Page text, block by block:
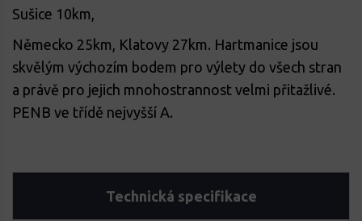
Sušice 10km,
Německo 25km, Klatovy 27km. Hartmanice jsou
skvělým výchozím bodem pro výlety do všech stran
a právě pro jejich mnohostrannost velmi přitažlivé.
PENB ve třídě nejvyšší A.
Technická specifikace